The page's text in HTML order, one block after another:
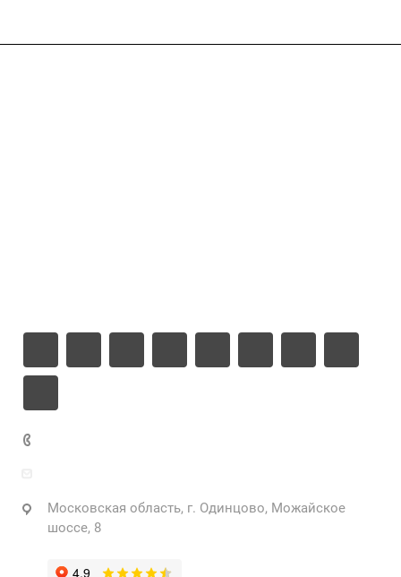
Московская область, г. Одинцово, Можайское
шоссе, 8